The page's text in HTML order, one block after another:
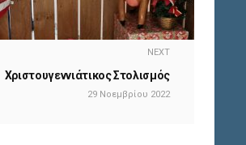
NEXT
Χριστουγεννιάτικος Στολισμός
29 Νοεμβρίου 2022